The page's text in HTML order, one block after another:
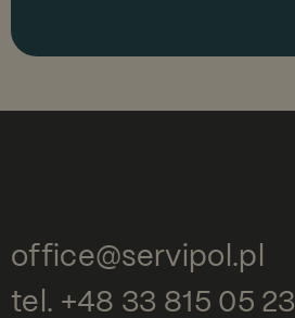
office@servipol.pl
tel. +48 33 815 05 23